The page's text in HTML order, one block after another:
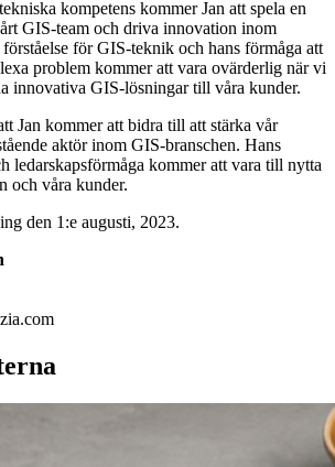
kompetens kommer Jan att spela en
GIS-team och driva innovation inom
för GIS-teknik och hans förmåga att
problem kommer att vara ovärderlig när vi
innovativa GIS-lösningar till våra kunder.
Jan kommer att bidra till att stärka vår
aktör inom GIS-branschen. Hans
ledarskapsförmåga kommer att vara till nytta
och våra kunder.
den 1:e augusti, 2023.